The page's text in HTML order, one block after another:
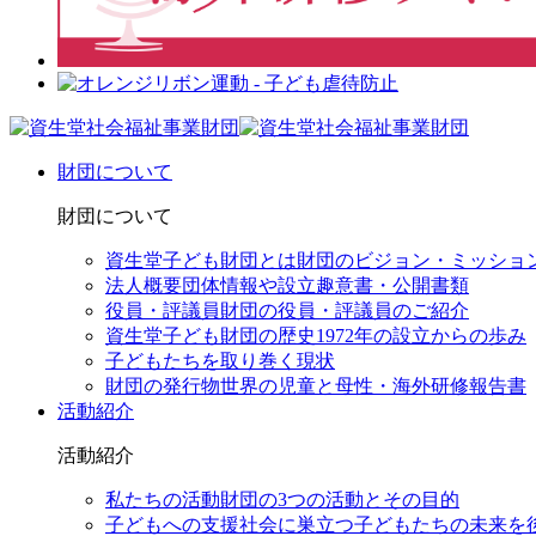
財団について
財団について
資生堂子ども財団とは財団のビジョン・ミッショ
法人概要団体情報や設立趣意書・公開書類
役員・評議員財団の役員・評議員のご紹介
資生堂子ども財団の歴史1972年の設立からの歩み
子どもたちを取り巻く現状
財団の発行物世界の児童と母性・海外研修報告書
活動紹介
活動紹介
私たちの活動財団の3つの活動とその目的
子どもへの支援社会に巣立つ子どもたちの未来を